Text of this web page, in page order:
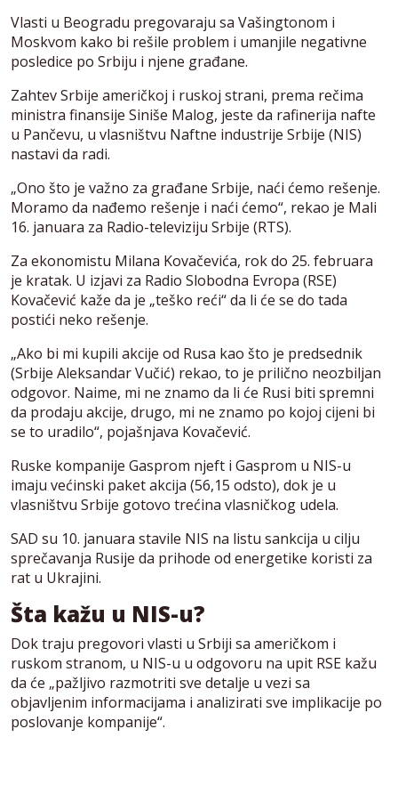
Vlasti u Beogradu pregovaraju sa Vašingtonom i
Moskvom kako bi rešile problem i umanjile negativne
posledice po Srbiju i njene građane.
Zahtev Srbije američkoj i ruskoj strani, prema rečima
ministra finansije Siniše Malog, jeste da rafinerija nafte
u Pančevu, u vlasništvu Naftne industrije Srbije (NIS)
nastavi da radi.
„Ono što je važno za građane Srbije, naći ćemo rešenje.
Moramo da nađemo rešenje i naći ćemo“, rekao je Mali
16. januara za Radio-televiziju Srbije (RTS).
Za ekonomistu Milana Kovačevića, rok do 25. februara
je kratak. U izjavi za Radio Slobodna Evropa (RSE)
Kovačević kaže da je „teško reći“ da li će se do tada
postići neko rešenje.
„Ako bi mi kupili akcije od Rusa kao što je predsednik
(Srbije Aleksandar Vučić) rekao, to je prilično neozbiljan
odgovor. Naime, mi ne znamo da li će Rusi biti spremni
da prodaju akcije, drugo, mi ne znamo po kojoj cijeni bi
se to uradilo“, pojašnjava Kovačević.
Ruske kompanije Gasprom njeft i Gasprom u NIS-u
imaju većinski paket akcija (56,15 odsto), dok je u
vlasništvu Srbije gotovo trećina vlasničkog udela.
SAD su 10. januara stavile NIS na listu sankcija u cilju
sprečavanja Rusije da prihode od energetike koristi za
rat u Ukrajini.
Šta kažu u NIS-u?
Dok traju pregovori vlasti u Srbiji sa američkom i
ruskom stranom, u NIS-u u odgovoru na upit RSE kažu
da će „pažljivo razmotriti sve detalje u vezi sa
objavljenim informacijama i analizirati sve implikacije po
poslovanje kompanije“.